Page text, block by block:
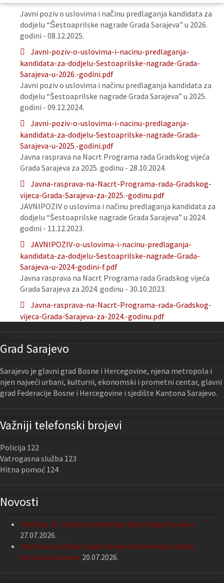
Javni poziv o uslovima i načinu predlaganja kandidata za
dodjelu “Šestoaprilske nagrade Grada Sarajeva” u 2026.
godini - 08.12.2025.
Javni-poziv-o-uslovima-i-nacinu-predlaganja-
kandidata-za-dodjelu-Sestoaprilske-nagrade-Grada-
Sarajeva-u-2026.-godini.pdf
Javni poziv o uslovima i načinu predlaganja kandidata za
dodjelu “Šestoaprilske nagrade Grada Sarajeva” u 2025.
godini - 09.12.2024.
Javni-poziv-o-uslovima-i-nacinu-predlaganja-
kandidata-za-dodjelu-Sestoaprilske-nagrade-Grada-
Sarajeva-u-2025.-godini.pdf
Javna rasprava na Nacrt Programa rada Gradskog vijeća
Grada Sarajeva za 2025. godinu - 28.10.2024.
Javna-rasprava-na-Nacrt-Programa-rada-Gradskog-
vijeca-Grada-Sarajeva-za-2025.-godinu.pdf
JAVNIPOZIV o uslovima i načinu predlaganja kandidata za
dodjelu “Šestoaprilske nagrade Grada Sarajeva” u 2024.
godini - 11.12.2023.
JAVNIPOZIV-o-uslovima-i-nacinu-predlaganja-
kandidata-za-dodjelu-Sestoaprilske-nagrade-Grada-
Sarajeva-u-2024-godini-f.pdf
Javna rasprava na Nacrt Programa rada Gradskog vijeća
Grada Sarajeva za 2024. godinu - 30.10.2023.
Javna-rasprava-na-Nacrt-Programa-rada-Gradskog-
vijeca-Grada-Sarajeva-za-2024.-godinu.pdf
Grad Sarajevo
Sarajevo je glavni grad Bosne i Hercegovine, njena metropola i
njen najveći urbani, kulturni, ekonomski i prometni centar, glavni
grad Federacije Bosne i Hercegovine i sjedište Kantona Sarajevo.
Važniji telefonski brojevi
Policija 122
Vatrogasna služba 123
Hitna pomoć 124
Novosti
Održana 13. sjednica Gradskog vijeća Grada Sarajeva
27.07.2026.
Nastavak podrške Grada Sarajeva Udruženju slijepih
Kantona Sarajevo 20.07.2026.